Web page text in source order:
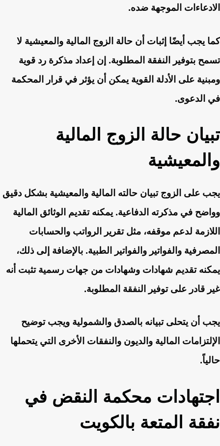
الادعاءات الموجهة ضده.
كما يجب أيضًا إثبات أن حالة الزوج المالية والمعيشية لا
تسمح بتوفير النفقة المطلوبة. إن إعداد مذكرة رد قوية
ومبنية على الأدلة القوية يمكن أن يؤثر في قرار المحكمة
في الدعوى.
تبيان حالة الزوج المالية
والمعيشية
يجب على الزوج تبيان حالته المالية والمعيشية بشكل دقيق
وواضح في مذكرته الدفاعية. يمكنه تقديم الوثائق المالية
اللازمة لدعم موقفه، مثل تقرير الرواتب والحسابات
المصرفية والفواتير والفواتير الطبية. بالإضافة إلى ذلك،
يمكنه تقديم شهادات وشهادات من جهات رسمية تثبت أنه
غير قادر على توفير النفقة المطلوبة.
يجب أن يتحلى تبيانه بالصدق والشمولية ويجب توضيح
الإلتزامات المالية والديون والنفقات الأخرى التي يتحملها
حالياً.
اجتهادات محكمة النقض في
نفقة المتعة بالكويت